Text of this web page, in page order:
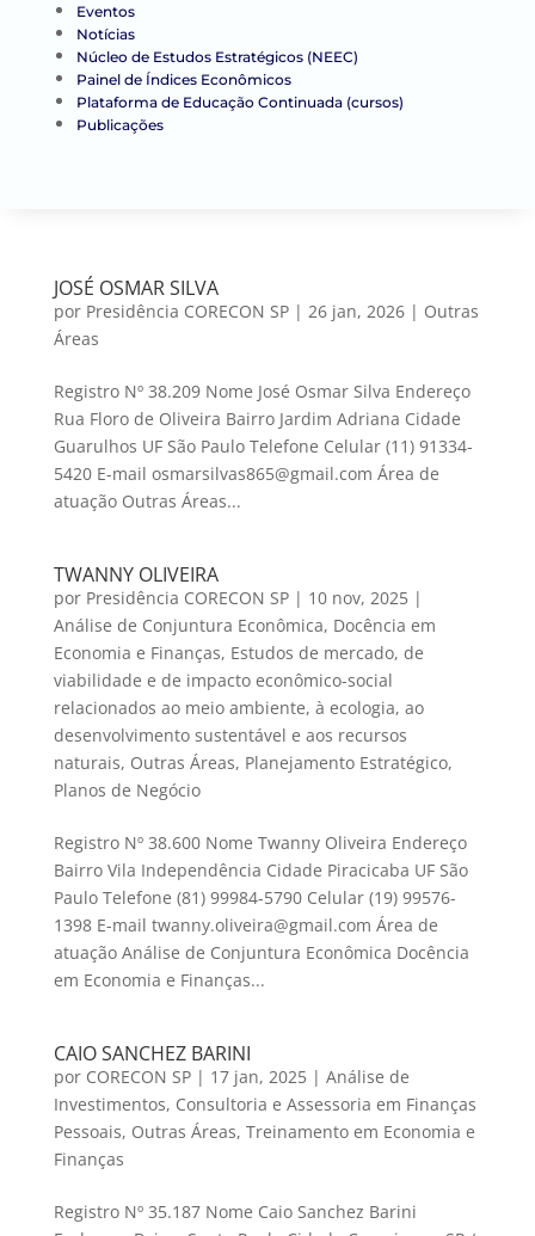
Eventos
Notícias
Núcleo de Estudos Estratégicos (NEEC)
Painel de Índices Econômicos
Plataforma de Educação Continuada (cursos)
Publicações
JOSÉ OSMAR SILVA
por Presidência CORECON SP| 26 jan, 2026| Outras
Áreas
Registro Nº 38.209 Nome José Osmar Silva Endereço
Rua Floro de Oliveira Bairro Jardim Adriana Cidade
Guarulhos UF São Paulo Telefone Celular (11) 91334-
5420 E-mail osmarsilvas865@gmail.com Área de
atuação Outras Áreas...
TWANNY OLIVEIRA
por Presidência CORECON SP| 10 nov, 2025|
Análise de Conjuntura Econômica, Docência em
Economia e Finanças, Estudos de mercado, de
viabilidade e de impacto econômico-social
relacionados ao meio ambiente, à ecologia, ao
desenvolvimento sustentável e aos recursos
naturais, Outras Áreas, Planejamento Estratégico,
Planos de Negócio
Registro Nº 38.600 Nome Twanny Oliveira Endereço
Bairro Vila Independência Cidade Piracicaba UF São
Paulo Telefone (81) 99984-5790 Celular (19) 99576-
1398 E-mail twanny.oliveira@gmail.com Área de
atuação Análise de Conjuntura Econômica Docência
em Economia e Finanças...
CAIO SANCHEZ BARINI
por CORECON SP| 17 jan, 2025| Análise de
Investimentos, Consultoria e Assessoria em Finanças
Pessoais, Outras Áreas, Treinamento em Economia e
Finanças
Registro Nº 35.187 Nome Caio Sanchez Barini